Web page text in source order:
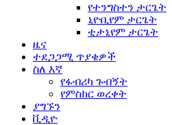
የተንግስተን ታርጌት
ኒዮቢየም ታርጌት
ቲታኒየም ታርጌት
ዜና
ተደጋጋሚ ጥያቄዎች
ስለ እኛ
የፋብሪካ ጉብኝት
የምስክር ወረቀት
ያግኙን
ቪዲዮ